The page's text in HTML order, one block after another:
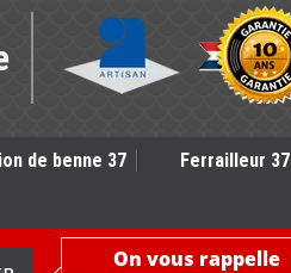
de benne 37 Ferrailleur 37
On vous rappelle